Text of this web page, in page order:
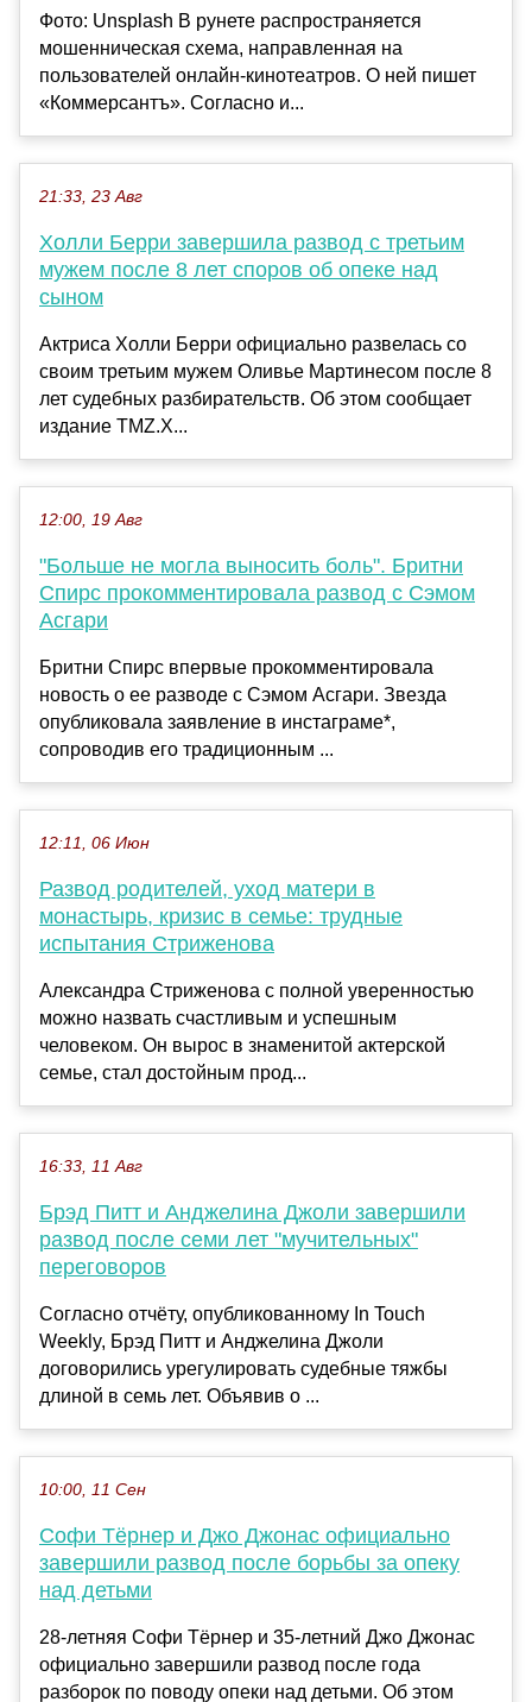
Фото: Unsplash В рунете распространяется
мошенническая схема, направленная на
пользователей онлайн-кинотеатров. О ней пишет
«Коммерсантъ». Согласно и...
21:33, 23 Авг
Холли Берри завершила развод с третьим
мужем после 8 лет споров об опеке над
сыном
Актриса Холли Берри официально развелась со
своим третьим мужем Оливье Мартинесом после 8
лет судебных разбирательств. Об этом сообщает
издание TMZ.Х...
12:00, 19 Авг
"Больше не могла выносить боль". Бритни
Спирс прокомментировала развод с Сэмом
Асгари
Бритни Спирс впервые прокомментировала
новость о ее разводе с Сэмом Асгари. Звезда
опубликовала заявление в инстаграме*,
сопроводив его традиционным ...
12:11, 06 Июн
Развод родителей, уход матери в
монастырь, кризис в семье: трудные
испытания Стриженова
Александра Стриженова с полной уверенностью
можно назвать счастливым и успешным
человеком. Он вырос в знаменитой актерской
семье, стал достойным прод...
16:33, 11 Авг
Брэд Питт и Анджелина Джоли завершили
развод после семи лет "мучительных"
переговоров
Согласно отчёту, опубликованному In Touch
Weekly, Брэд Питт и Анджелина Джоли
договорились урегулировать судебные тяжбы
длиной в семь лет. Объявив о ...
10:00, 11 Сен
Софи Тёрнер и Джо Джонас официально
завершили развод после борьбы за опеку
над детьми
28-летняя Софи Тёрнер и 35-летний Джо Джонас
официально завершили развод после года
разборок по поводу опеки над детьми. Об этом